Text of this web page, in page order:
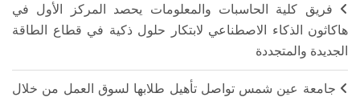
فريق كلية الحاسبات والمعلومات يحصد المركز الأول في
هاكاثون الذكاء الاصطناعي لابتكار حلول ذكية في قطاع الطاقة
الجديدة والمتجددة
جامعة عين شمس تواصل تأهيل طلابها لسوق العمل من خلال